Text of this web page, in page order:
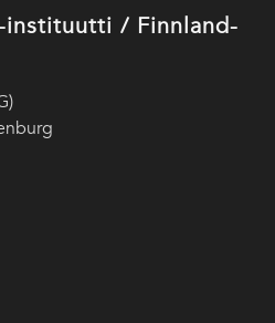
instituutti / Finnland-